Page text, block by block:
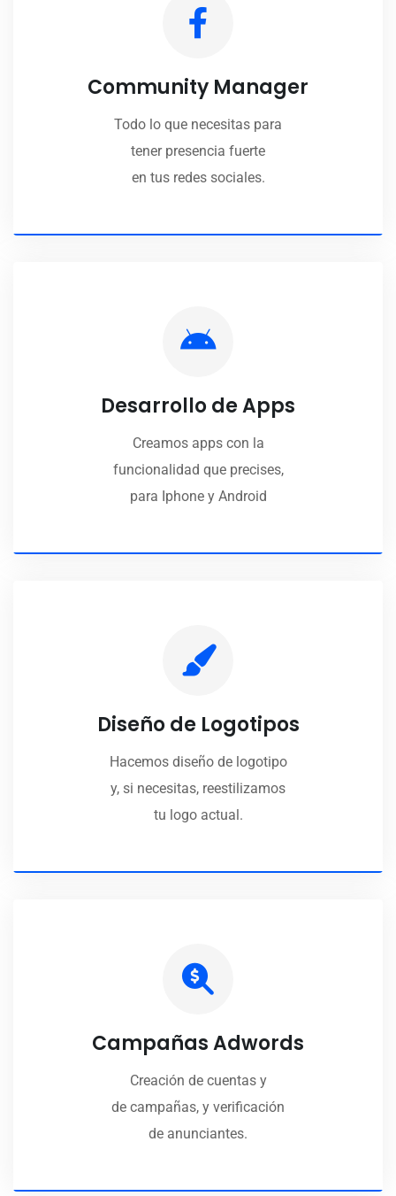
Community Manager
Todo lo que necesitas para
tener presencia fuerte
en tus redes sociales.
Desarrollo de Apps
Creamos apps con la
funcionalidad que precises,
para Iphone y Android
Diseño de Logotipos
Hacemos diseño de logotipo
y, si necesitas, reestilizamos
tu logo actual.
Campañas Adwords
Creación de cuentas y
de campañas, y verificación
de anunciantes.